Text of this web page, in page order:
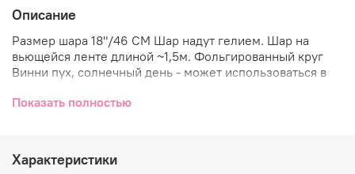
Описание
Размер шара 18"/46 СМ Шар надут гелием. Шар на
вьющейся ленте длиной ~1,5м. Фольгированный круг
Винни пух, солнечный день - может использоваться в
композиции с другими шарами. Производитель:
Показать полностью
Характеристики